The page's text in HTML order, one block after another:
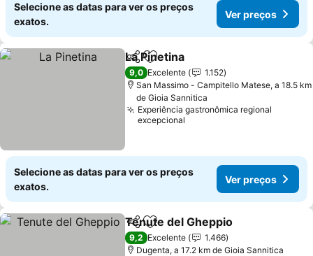
Selecione as datas para ver os preços
exatos.
Ver preços
PartilharAdicionar aos favoritos
La Pinetina
9,0 Excelente
1.152
San Massimo - Campitello Matese, a 18.5 km
de Gioia Sannitica
Experiência gastronômica regional
excepcional
Selecione as datas para ver os preços
exatos.
Ver preços
PartilharAdicionar aos favoritos
Tenute del Gheppio
9,2 Excelente
1.466
Dugenta, a 17.2 km de Gioia Sannitica